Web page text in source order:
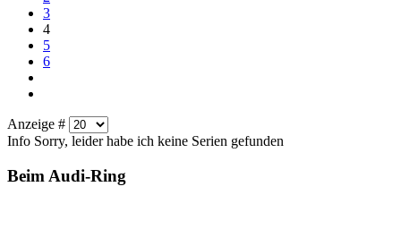
3
4
5
6
Anzeige #
Info Sorry, leider habe ich keine Serien gefunden
Beim Audi-Ring